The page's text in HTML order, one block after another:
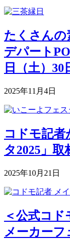
たくさんの
デパート
日（土）30
2025年11月4日
コドモ記
タ2025」取
2025年10月21日
＜公式コド
メーカーフ